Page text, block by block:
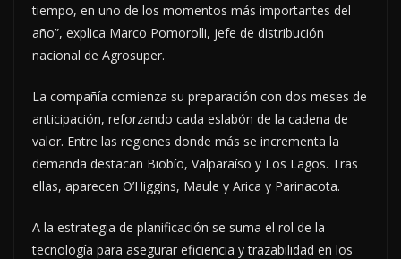
tiempo, en uno de los momentos más importantes del
año”, explica Marco Pomorolli, jefe de distribución
nacional de Agrosuper.
La compañía comienza su preparación con dos meses de
anticipación, reforzando cada eslabón de la cadena de
valor. Entre las regiones donde más se incrementa la
demanda destacan Biobío, Valparaíso y Los Lagos. Tras
ellas, aparecen O’Higgins, Maule y Arica y Parinacota.
A la estrategia de planificación se suma el rol de la
tecnología para asegurar eficiencia y trazabilidad en los